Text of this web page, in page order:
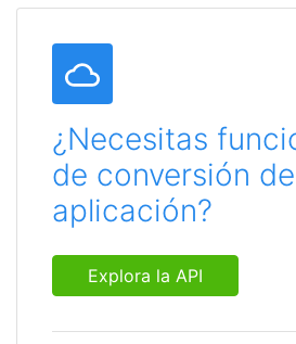
¿Necesitas
de conversión
aplicación?
Explora la API